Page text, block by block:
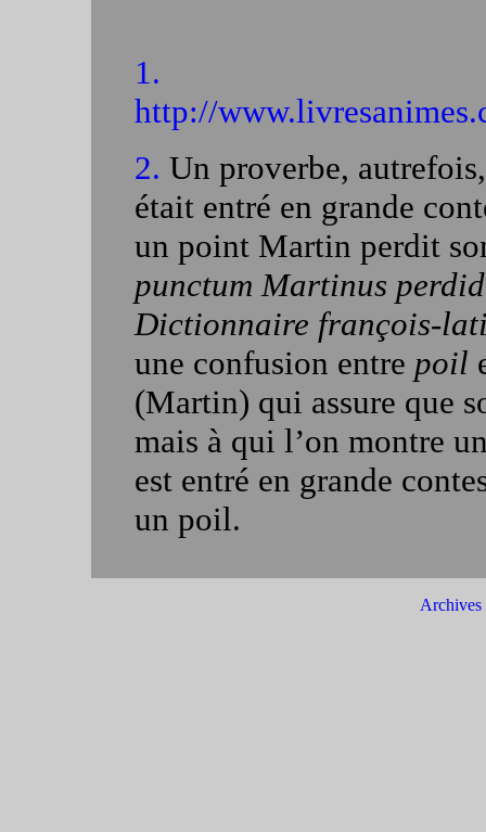
1.
http://
2. Un proverbe,
était entré en grande
un point Martin perdit
punctum Martinus
Dictionnaire françois-
une confusion entre poil
(Martin) qui assure que
mais à qui l’on montre
est entré en grande
un poil.
Archives